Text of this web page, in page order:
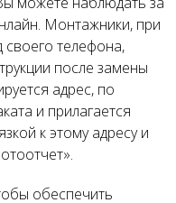
Монтажники, при
телефона,
после замены
адрес, по
и прилагается
к этому адресу и
обеспечить